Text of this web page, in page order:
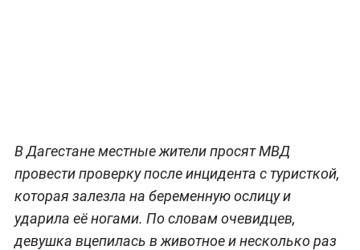
В Дагестане местные жители просят МВД
провести проверку после инцидента с туристкой,
которая залезла на беременную ослицу и
ударила её ногами. По словам очевидцев,
девушка вцепилась в животное и несколько раз